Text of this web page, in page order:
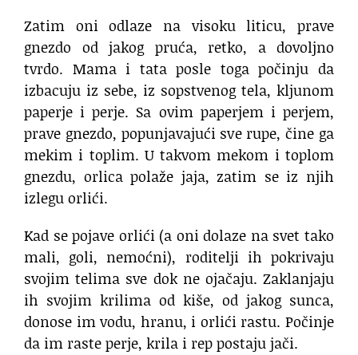
Zatim oni odlaze na visoku liticu, prave
gnezdo od jakog pruća, retko, a dovoljno
tvrdo. Mama i tata posle toga počinju da
izbacuju iz sebe, iz sopstvenog tela, kljunom
paperje i perje. Sa ovim paperjem i perjem,
prave gnezdo, popunjavajući sve rupe, čine ga
mekim i toplim. U takvom mekom i toplom
gnezdu, orlica polaže jaja, zatim se iz njih
izlegu orlići.
Kad se pojave orlići (a oni dolaze na svet tako
mali, goli, nemoćni), roditelji ih pokrivaju
svojim telima sve dok ne ojačaju. Zaklanjaju
ih svojim krilima od kiše, od jakog sunca,
donose im vodu, hranu, i orlići rastu. Počinje
da im raste perje, krila i rep postaju jači.